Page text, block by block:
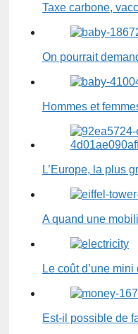
Taxe carbone,
On pourrait
Hommes et
L’Europe, la plus
A quand une
Le coût d’une
Est-il possible de